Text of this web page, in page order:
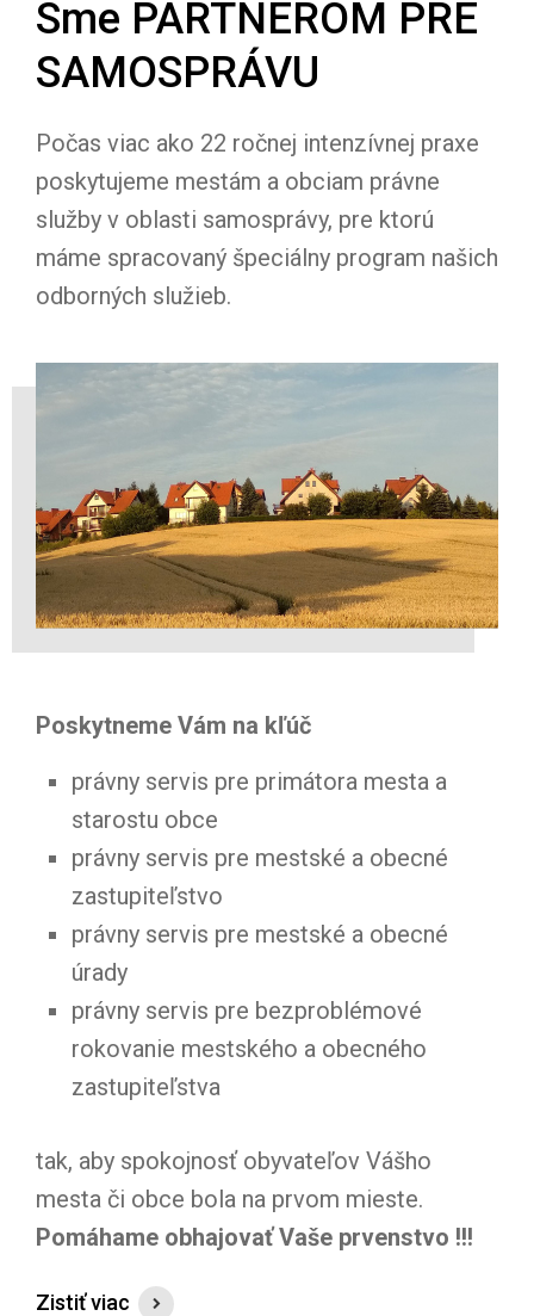
Sme PARTNEROM PRE
SAMOSPRÁVU
Počas viac ako 22 ročnej intenzívnej praxe
poskytujeme mestám a obciam právne
služby v oblasti samosprávy, pre ktorú
máme spracovaný špeciálny program našich
odborných služieb.
Poskytneme Vám na kľúč
právny servis pre primátora mesta a
starostu obce
právny servis pre mestské a obecné
zastupiteľstvo
právny servis pre mestské a obecné
úrady
právny servis pre bezproblémové
rokovanie mestského a obecného
zastupiteľstva
tak, aby spokojnosť obyvateľov Vášho
mesta či obce bola na prvom mieste.
Pomáhame obhajovať Vaše prvenstvo !!!
Zistiť viac